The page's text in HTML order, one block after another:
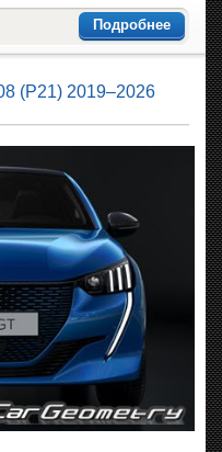
Подробнее
(P21) 2019–2026